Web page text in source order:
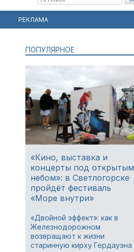
РЕКЛАМА
ПОПУЛЯРНОЕ
«Кино, выставка и
концерты под открытым
небом»: в Светлогорске
пройдёт фестиваль
«Море внутри»
«Двойной эффект»: как в
Железнодорожном
возвращают к жизни
старинную кирху Гердауэна